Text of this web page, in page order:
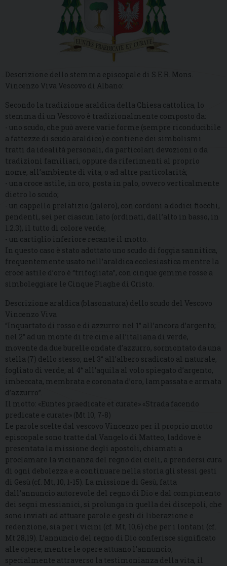
Descrizione dello stemma episcopale di S.E.R. Mons.
Vincenzo Viva Vescovo di Albano:
Secondo la tradizione araldica della Chiesa cattolica, lo
stemma di un Vescovo è tradizionalmente composto da:
- uno scudo, che può avere varie forme (sempre riconducibile
a fattezze di scudo araldico) e contiene dei simbolismi
tratti da idealità personali, da particolari devozioni o da
tradizioni familiari, oppure da riferimenti al proprio
nome, all’ambiente di vita, o ad altre particolarità;
- una croce astile, in oro, posta in palo, ovvero verticalmente
dietro lo scudo;
- un cappello prelatizio (galero), con cordoni a dodici fiocchi,
pendenti, sei per ciascun lato (ordinati, dall’alto in basso, in
1.2.3), il tutto di colore verde;
- un cartiglio inferiore recante il motto.
In questo caso è stato adottato uno scudo di foggia sannitica,
frequentemente usato nell’araldica ecclesiastica mentre la
croce astile d’oro è “trifogliata”, con cinque gemme rosse a
simboleggiare le Cinque Piaghe di Cristo.
Descrizione araldica (blasonatura) dello scudo del Vescovo
Vincenzo Viva
“Inquartato di rosso e di azzurro: nel 1° all’ancora d’argento;
nel 2° ad un monte di tre cime all’italiana di verde,
movente da due burelle ondate d’azzurro, sormontato da una
stella (7) dello stesso; nel 3° all’albero sradicato al naturale,
fogliato di verde; al 4° all’aquila al volo spiegato d’argento,
imbeccata, membrata e coronata d’oro, lampassata e armata
d’azzurro”.
Il motto: «Euntes praedicate et curate» «Strada facendo
predicate e curate» (Mt 10, 7-8)
Le parole scelte dal vescovo Vincenzo per il proprio motto
episcopale sono tratte dal Vangelo di Matteo, laddove è
presentata la missione degli apostoli, chiamati a
proclamare la vicinanza del regno dei cieli, a prendersi cura
di ogni debolezza e a continuare nella storia gli stessi gesti
di Gesù (cf. Mt, 10, 1-15). La missione di Gesù, fatta
dall’annuncio autorevole del regno di Dio e dal compimento
dei segni messianici, si prolunga in quella dei discepoli, che
sono inviati ad attuare parole e gesti di liberazione e
redenzione, sia per i vicini (cf. Mt, 10,6) che per i lontani (cf.
Mt 28,19). L’annuncio del regno di Dio conferisce significato
alle opere; mentre le opere attuano l’annuncio,
specialmente attraverso la testimonianza della vita, il